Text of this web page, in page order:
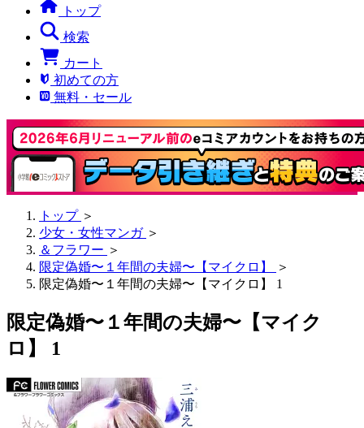
トップ
検索
カート
初めての方
無料・セール
トップ ＞
少女・女性マンガ ＞
＆フラワー ＞
限定偽婚〜１年間の夫婦〜【マイクロ】
＞
限定偽婚〜１年間の夫婦〜【マイクロ】 1
限定偽婚〜１年間の夫婦〜【マイク
ロ】 1